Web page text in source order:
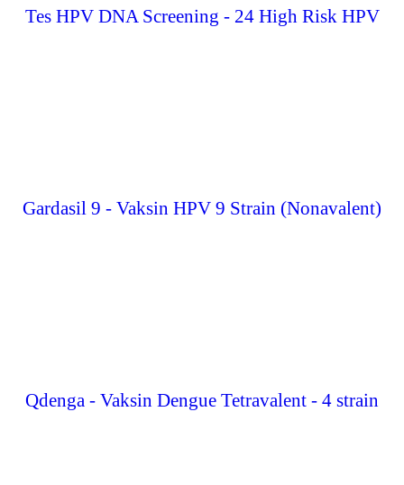
Tes HPV DNA Screening - 24 High Risk HPV
Gardasil 9 - Vaksin HPV 9 Strain (Nonavalent)
Qdenga - Vaksin Dengue Tetravalent - 4 strain